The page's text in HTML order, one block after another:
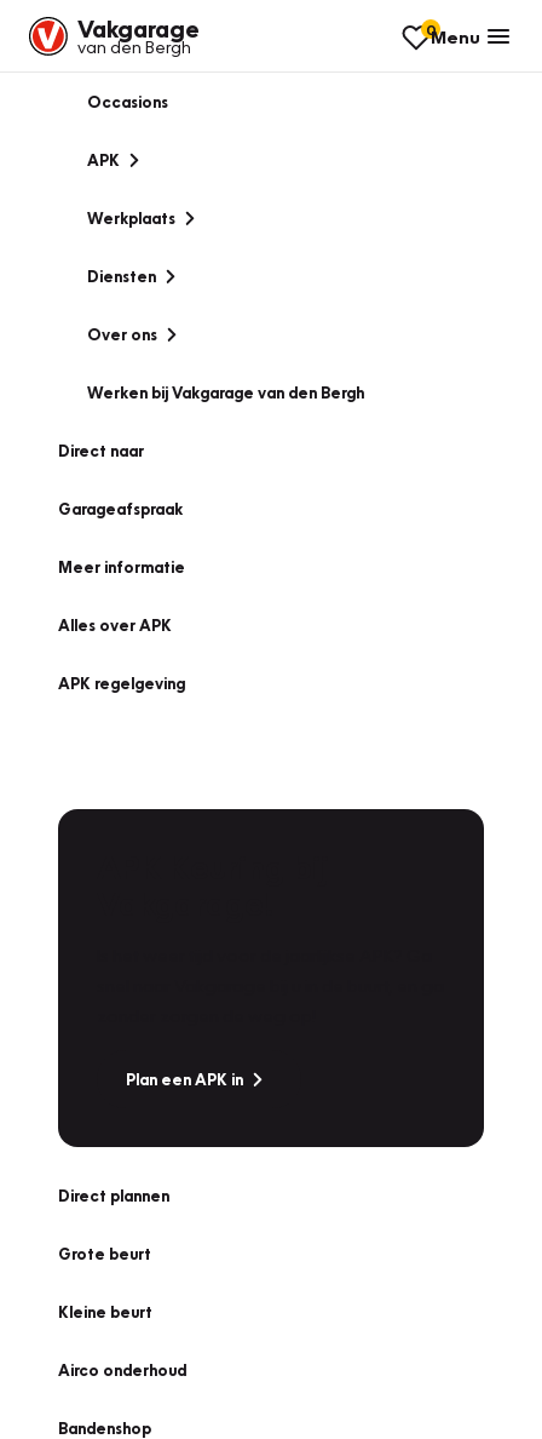
Vakgarage
van den Bergh
0Menu
Occasions
APK
Werkplaats
Diensten
Over ons
Werken bij Vakgarage van den Bergh
Direct naar
Garageafspraak
Meer informatie
Alles over APK
APK regelgeving
Plan een APK in
Direct plannen
Grote beurt
Kleine beurt
Airco onderhoud
Bandenshop